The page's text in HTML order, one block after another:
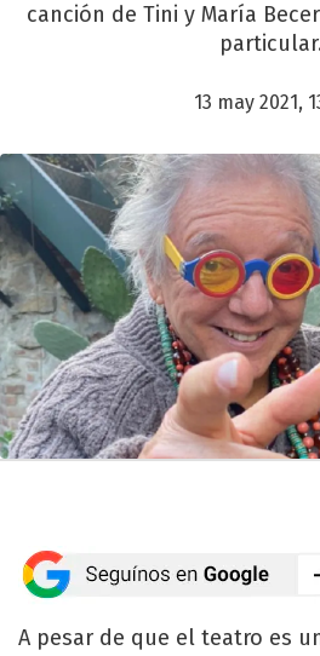
canción de Tini y María
13 may 2021,
A pesar de que el teatro es